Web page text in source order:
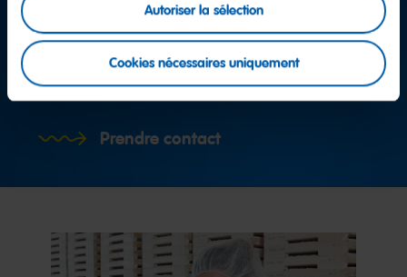
Autoriser la sélection
Cookies nécessaires uniquement
D'autres questions ?
Équipe service consommateurs
Prendre contact